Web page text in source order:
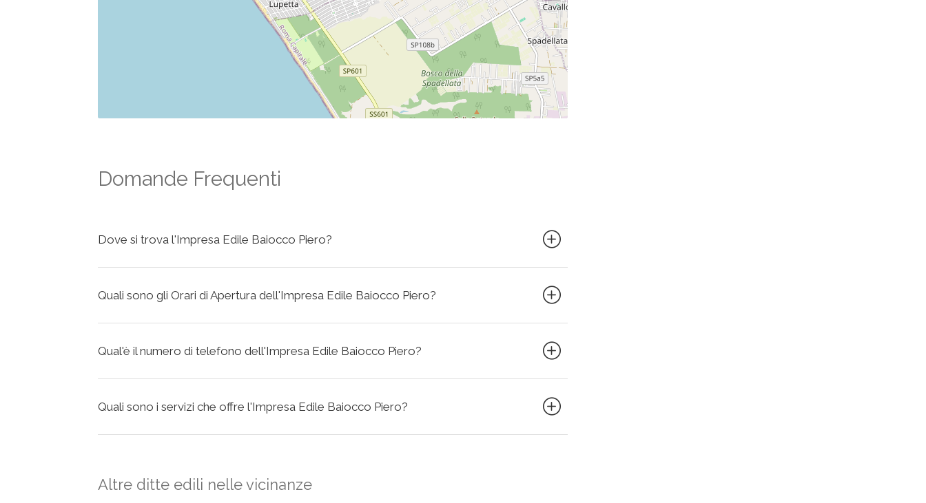
Domande Frequenti
Dove si trova l'Impresa Edile Baiocco Piero?
Quali sono gli Orari di Apertura dell'Impresa Edile Baiocco Piero?
Qual'è il numero di telefono dell'Impresa Edile Baiocco Piero?
Quali sono i servizi che offre l'Impresa Edile Baiocco Piero?
Altre ditte edili nelle vicinanze